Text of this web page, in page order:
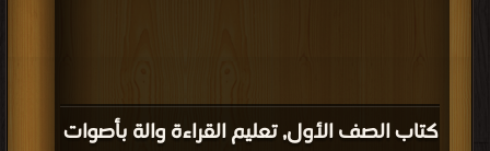
كتاب الصف الأول, تعليم القراءة والة بأصوات